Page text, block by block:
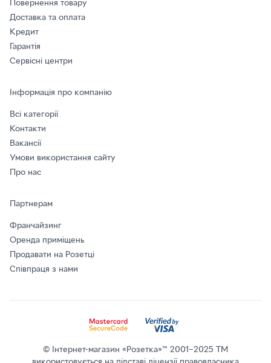
Повернення товару
Доставка та оплата
Кредит
Гарантія
Сервісні центри
Інформація про компанію
Всі категорії
Контакти
Вакансії
Умови використання сайту
Про нас
Партнерам
Франчайзинг
Оренда приміщень
Продавати на Розетці
Співпраця з нами
© Інтернет-магазин «Розетка»™ 2001–2025 ТМ